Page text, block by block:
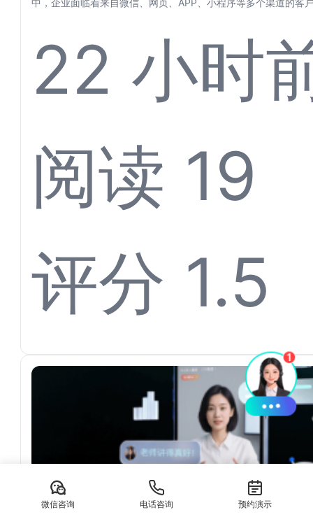
服系统
键代
渠道
中，企业面临着来自微信、网页、APP、小程序等多个渠道的客
22 小时
阅读 19
评分 1.5
微信咨询 电话咨询 预约演示